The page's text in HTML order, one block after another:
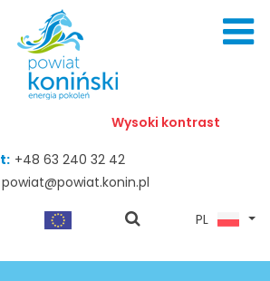
Wysoki kontrast
t: +48 63 240 32 42
powiat@powiat.konin.pl
pokaż
PL